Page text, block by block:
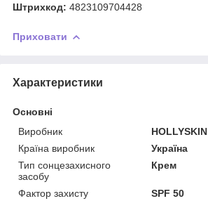
Штрихкод: 4823109704428
Приховати
Характеристики
Основні
Виробник
HOLLYSKIN
Країна виробник
Україна
Тип сонцезахисного
засобу
Крем
Фактор захисту
SPF 50